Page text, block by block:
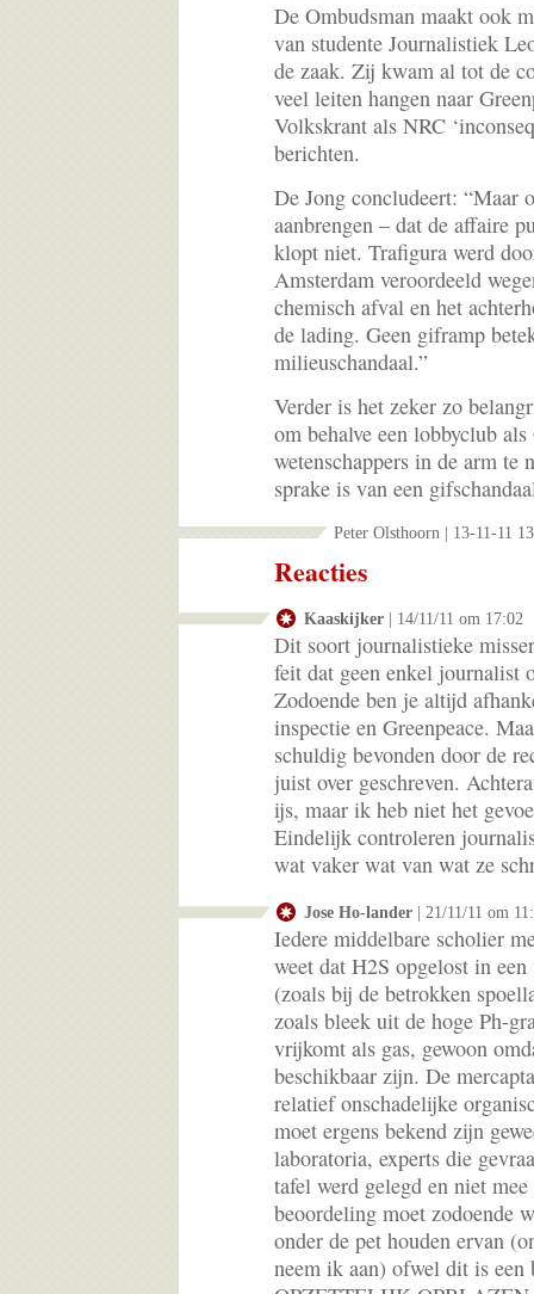
De Ombudsman maakt ook
van studente Journalistiek
de zaak. Zij kwam al tot de
veel leiten hangen naar
Volkskrant als NRC
berichten.
De Jong concludeert:
aanbrengen – dat de affaire
klopt niet. Trafigura werd
Amsterdam veroordeeld
chemisch afval en het
de lading. Geen giframp
milieuschandaal.”
Verder is het zeker zo
om behalve een lobbyclub als
wetenschappers in de arm te
sprake is van een
Peter Olsthoorn | 13-11-11
Reacties
Kaaskijker | 14/11/11 om 17:02
Dit soort journalistieke
feit dat geen enkel journalist
Zodoende ben je altijd
inspectie en Greenpeace.
schuldig bevonden door de
juist over geschreven.
ijs, maar ik heb niet het
Eindelijk controleren
wat vaker wat van wat ze
Jose Ho-lander | 21/11/11 om
Iedere middelbare scholier
weet dat H2S opgelost in
(zoals bij de betrokken
zoals bleek uit de hoge Ph-
vrijkomt als gas, gewoon
beschikbaar zijn. De
relatief onschadelijke
moet ergens bekend zijn
laboratoria, experts die
tafel werd gelegd en niet
beoordeling moet zodoende
onder de pet houden ervan
neem ik aan) ofwel dit is een